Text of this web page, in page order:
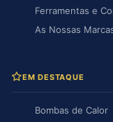
Ferramentas e
As Nossas
EM DESTAQUE
Bombas de Calor